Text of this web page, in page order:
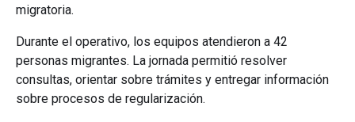
migratoria.
Durante el operativo, los equipos atendieron a 42
personas migrantes. La jornada permitió resolver
consultas, orientar sobre trámites y entregar información
sobre procesos de regularización.